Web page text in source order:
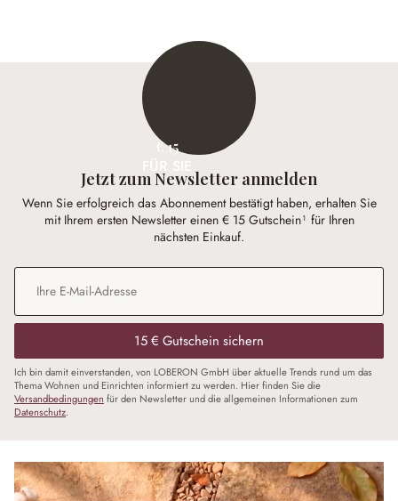
€ 15
Jetzt zum Newsletter anmelden
Wenn Sie erfolgreich das Abonnement bestätigt haben, erhalten Sie
mit Ihrem ersten Newsletter einen € 15 Gutschein¹ für Ihren
nächsten Einkauf.
E-Mail-Adresse
15 € Gutschein sichern
Ich bin damit einverstanden, von LOBERON GmbH über aktuelle Trends rund um das
Thema Wohnen und Einrichten informiert zu werden. Hier finden Sie die
Versandbedingungen für den Newsletter und die allgemeinen Informationen zum
Datenschutz.